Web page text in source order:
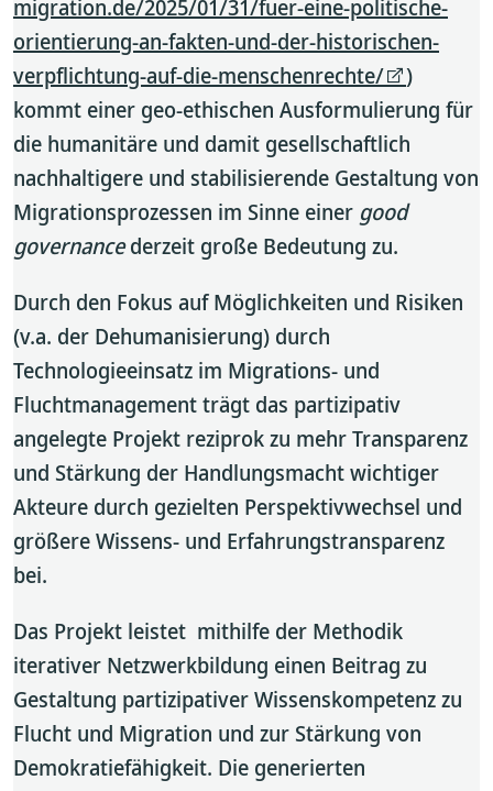
migration.de/2025/01/31/fuer-eine-politische-
orientierung-an-fakten-und-der-historischen-
verpflichtung-auf-die-menschenrechte/
)
kommt einer geo-ethischen Ausformulierung für
die humanitäre und damit gesellschaftlich
nachhaltigere und stabilisierende Gestaltung von
Migrationsprozessen im Sinne einer good
governancederzeit große Bedeutung zu.
Durch den Fokus auf Möglichkeiten und Risiken
(v.a. der Dehumanisierung) durch
Technologieeinsatz im Migrations- und
Fluchtmanagement trägt das partizipativ
angelegte Projekt reziprok zu mehr Transparenz
und Stärkung der Handlungsmacht wichtiger
Akteure durch gezielten Perspektivwechsel und
größere Wissens- und Erfahrungstransparenz
bei.
Das Projekt leistet mithilfe der Methodik
iterativer Netzwerkbildung einen Beitrag zu
Gestaltung partizipativer Wissenskompetenz zu
Flucht und Migration und zur Stärkung von
Demokratiefähigkeit. Die generierten